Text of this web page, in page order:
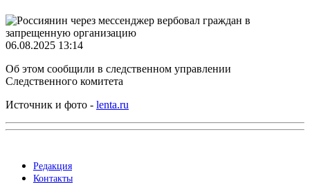
06.08.2025 13:14
Об этом сообщили в следственном управлении
Следственного комитета
Источник и фото - lenta.ru
Редакция
Контакты